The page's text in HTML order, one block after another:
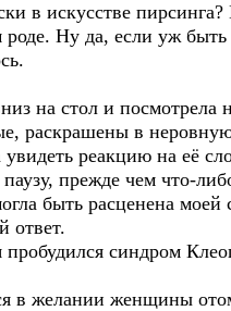
в искусстве
роде. Ну да, если уж
на стол и посмотрела
раскрашены в
увидеть реакцию на её
прежде чем что-
быть расценена
ответ.
синдром
желании женщины